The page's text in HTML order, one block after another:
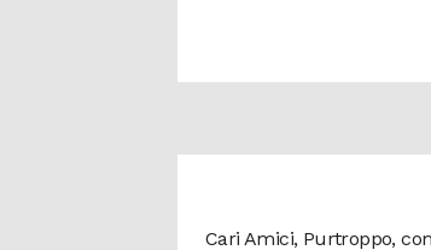
Cari Amici, Purtroppo,